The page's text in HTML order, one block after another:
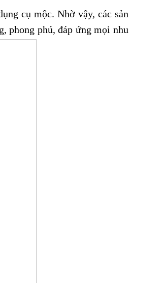
cụ mộc. Nhờ vậy, các sản
phong phú, đáp ứng mọi nhu